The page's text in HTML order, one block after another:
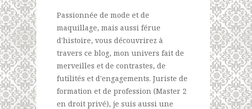
Passionnée de mode et de
maquillage, mais aussi férue
d'histoire, vous découvrirez à
travers ce blog, mon univers fait de
merveilles et de contrastes, de
futilités et d'engagements. Juriste de
formation et de profession (Master 2
en droit privé), je suis aussi une